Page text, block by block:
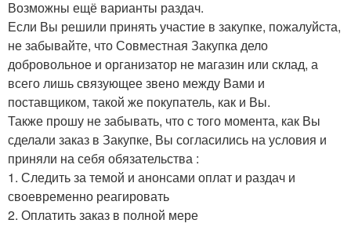
Возможны ещё варианты раздач.
Если Вы решили принять участие в закупке, пожалуйста,
не забывайте, что Совместная Закупка дело
добровольное и организатор не магазин или склад, а
всего лишь связующее звено между Вами и
поставщиком, такой же покупатель, как и Вы.
Также прошу не забывать, что с того момента, как Вы
сделали заказ в Закупке, Вы согласились на условия и
приняли на себя обязательства :
1. Следить за темой и анонсами оплат и раздач и
своевременно реагировать
2. Оплатить заказ в полной мере